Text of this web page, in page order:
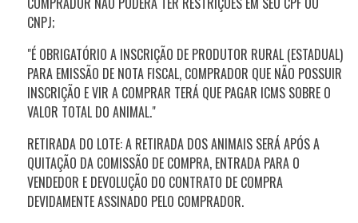
CNPJ;
"É OBRIGATÓRIO A INSCRIÇÃO DE PRODUTOR RURAL (ESTADUAL)
PARA EMISSÃO DE NOTA FISCAL, COMPRADOR QUE NÃO POSSUIR
INSCRIÇÃO E VIR A COMPRAR TERÁ QUE PAGAR ICMS SOBRE O
VALOR TOTAL DO ANIMAL."
RETIRADA DO LOTE: A RETIRADA DOS ANIMAIS SERÁ APÓS A
QUITAÇÃO DA COMISSÃO DE COMPRA, ENTRADA PARA O
VENDEDOR E DEVOLUÇÃO DO CONTRATO DE COMPRA
DEVIDAMENTE ASSINADO PELO COMPRADOR.